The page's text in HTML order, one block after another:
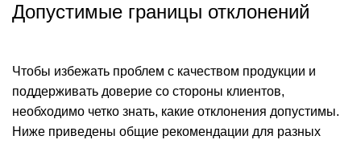
Допустимые границы отклонений
Чтобы избежать проблем с качеством продукции и
поддерживать доверие со стороны клиентов,
необходимо четко знать, какие отклонения допустимы.
Ниже приведены общие рекомендации для разных